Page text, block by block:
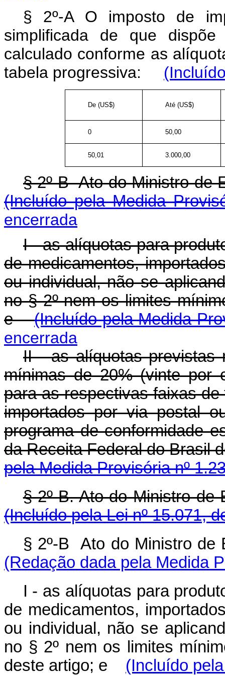
§ 2º-A O imposto de
simplificada de que
calculado conforme as
tabela progressiva:
De (US$) Até (US$)
0 50,00
50,01 3.000,00
§ 2º-B Ato do Ministro
(Incluído pela Medida
encerrada
I - as alíquotas para
de medicamentos,
ou individual, não se
no § 2º nem os limites
e(Incluído pela Medida
encerrada
II - as alíquotas previstas
mínimas de 20% (vinte por
para as respectivas faixas
importados por via postal
programa de conformidade
da Receita Federal do
pela Medida Provisória nº
§ 2º-B. Ato do Ministro
(Incluído pela Lei nº 15.071,
§ 2º-B Ato do Ministro
(Redação dada pela Medida
I - as alíquotas para
de medicamentos,
ou individual, não se
no § 2º nem os limites
deste artigo; e
(Incluído